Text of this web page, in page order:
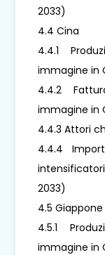
2033)
4.4 Cina
4.4.1
immagine in
4.4.2
immagine in
4.4.3 Attori
4.4.4
2033)
4.5 Giappone
4.5.1
immagine in